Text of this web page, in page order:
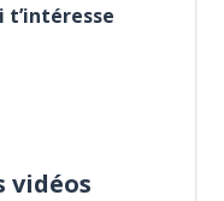
t’intéresse
vidéos